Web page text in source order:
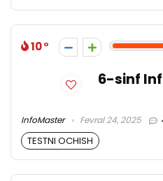
10
6-sinf
InfoMaster Fevral 24, 2025
TESTNI OCHISH